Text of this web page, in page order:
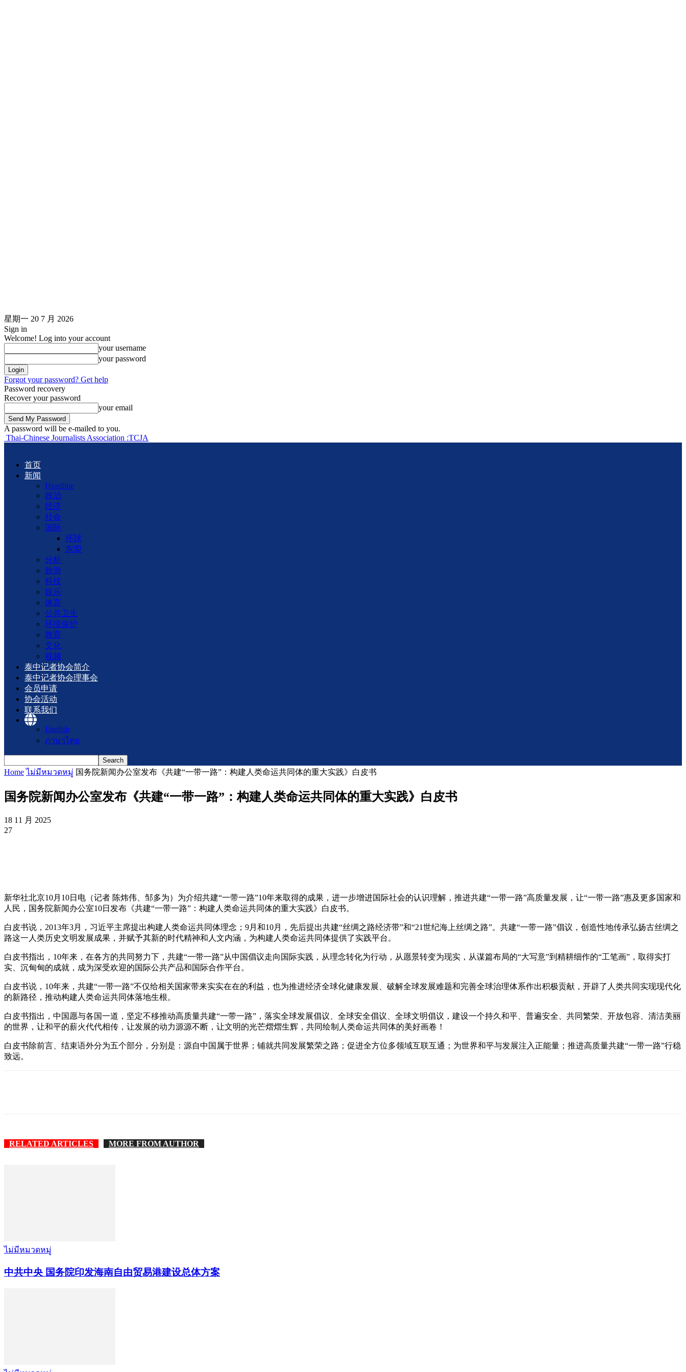
星期一 20 7 月 2026
Sign in
Welcome! Log into your account
your username
your password
Forgot your password? Get help
Password recovery
Recover your password
your email
A password will be e-mailed to you.
Thai-Chinese Journalists Association :TCJA
首页
新闻
Headline
政治
经济
社会
国际
环球
东盟
分析
旅游
科技
娱乐
体育
公共卫生
环境保护
教育
文化
视频
泰中记者协会简介
泰中记者协会理事会
会员申请
协会活动
联系我们
English
ภาษาไทย
Home ไม่มีหมวดหมู่ 国务院新闻办公室发布《共建“一带一路”：构建人类命运共同体的重大实践》白皮书
国务院新闻办公室发布《共建“一带一路”：构建人类命运共同体的重大实践》白皮书
18 11 月 2025
27
新华社北京10月10日电（记者 陈炜伟、邹多为）为介绍共建“一带一路”10年来取得的成果，进一步增进国际社会的认识理解，推进共建“一带一路”高质量发展，让“一带一路”惠及更多国家和
人民，国务院新闻办公室10日发布《共建“一带一路”：构建人类命运共同体的重大实践》白皮书。
白皮书说，2013年3月，习近平主席提出构建人类命运共同体理念；9月和10月，先后提出共建“丝绸之路经济带”和“21世纪海上丝绸之路”。共建“一带一路”倡议，创造性地传承弘扬古丝绸之
路这一人类历史文明发展成果，并赋予其新的时代精神和人文内涵，为构建人类命运共同体提供了实践平台。
白皮书指出，10年来，在各方的共同努力下，共建“一带一路”从中国倡议走向国际实践，从理念转化为行动，从愿景转变为现实，从谋篇布局的“大写意”到精耕细作的“工笔画”，取得实打
实、沉甸甸的成就，成为深受欢迎的国际公共产品和国际合作平台。
白皮书说，10年来，共建“一带一路”不仅给相关国家带来实实在在的利益，也为推进经济全球化健康发展、破解全球发展难题和完善全球治理体系作出积极贡献，开辟了人类共同实现现代化
的新路径，推动构建人类命运共同体落地生根。
白皮书指出，中国愿与各国一道，坚定不移推动高质量共建“一带一路”，落实全球发展倡议、全球安全倡议、全球文明倡议，建设一个持久和平、普遍安全、共同繁荣、开放包容、清洁美丽
的世界，让和平的薪火代代相传，让发展的动力源源不断，让文明的光芒熠熠生辉，共同绘制人类命运共同体的美好画卷！
白皮书除前言、结束语外分为五个部分，分别是：源自中国属于世界；铺就共同发展繁荣之路；促进全方位多领域互联互通；为世界和平与发展注入正能量；推进高质量共建“一带一路”行稳
致远。
RELATED ARTICLES MORE FROM AUTHOR
ไม่มีหมวดหมู่
中共中央 国务院印发海南自由贸易港建设总体方案